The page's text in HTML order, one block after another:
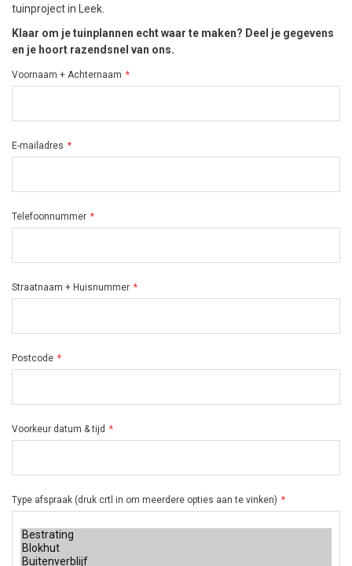
tuinproject in Leek.
Klaar om je tuinplannen echt waar te maken? Deel je gegevens
en je hoort razendsnel van ons.
Voornaam + Achternaam
E-mailadres
Telefoonnummer
Straatnaam + Huisnummer
Postcode
Voorkeur datum & tijd
Type afspraak (druk crtl in om meerdere opties aan te vinken)